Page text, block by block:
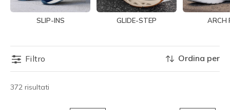
SLIP-INS GLIDE-STEP ARCH
Filtro
372 risultati
Ordina per